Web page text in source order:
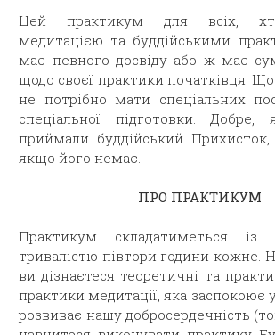
Цей практикум для всіх,
медитацією та буддійськими
має певного досвіду або ж має
щодо своєї практики початківця.
не потрібно мати спеціальних
спеціальної підготовки.
приймали буддійський
якщо його немає.
ПРО ПРАКТИКУМ
Практикум складатиметься із
тривалістю півтори години кожне.
ви дізнаєтеся теоретичні та
практики медитації, яка заспокоює
розвиває нашу добросердечність